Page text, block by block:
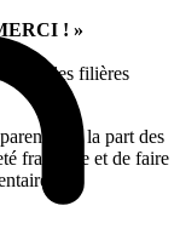
! »
filières
de la part des
française et de faire